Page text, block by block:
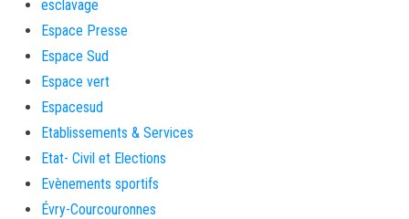
esclavage
Espace Presse
Espace Sud
Espace vert
Espacesud
Etablissements & Services
Etat- Civil et Elections
Evènements sportifs
Évry-Courcouronnes